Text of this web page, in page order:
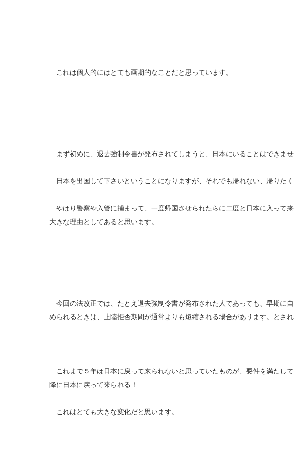
これは個人的にはとても画期的なことだと思っています。
まず初めに、退去強制令書が発布されてしまうと、日本にいることはできませ
日本を出国して下さいということになりますが、それでも帰れない、帰りたく
やはり警察や入管に捕まって、一度帰国させられたらに二度と日本に入って
大きな理由としてあると思います。
今回の法改正では、たとえ退去強制令書が発布された人であっても、早期に
められるときは、上陸拒否期間が通常よりも短縮される場合があります。とされ
これまで５年は日本に戻って来られないと思っていたものが、要件を満たし
降に日本に戻って来られる！
これはとても大きな変化だと思います。